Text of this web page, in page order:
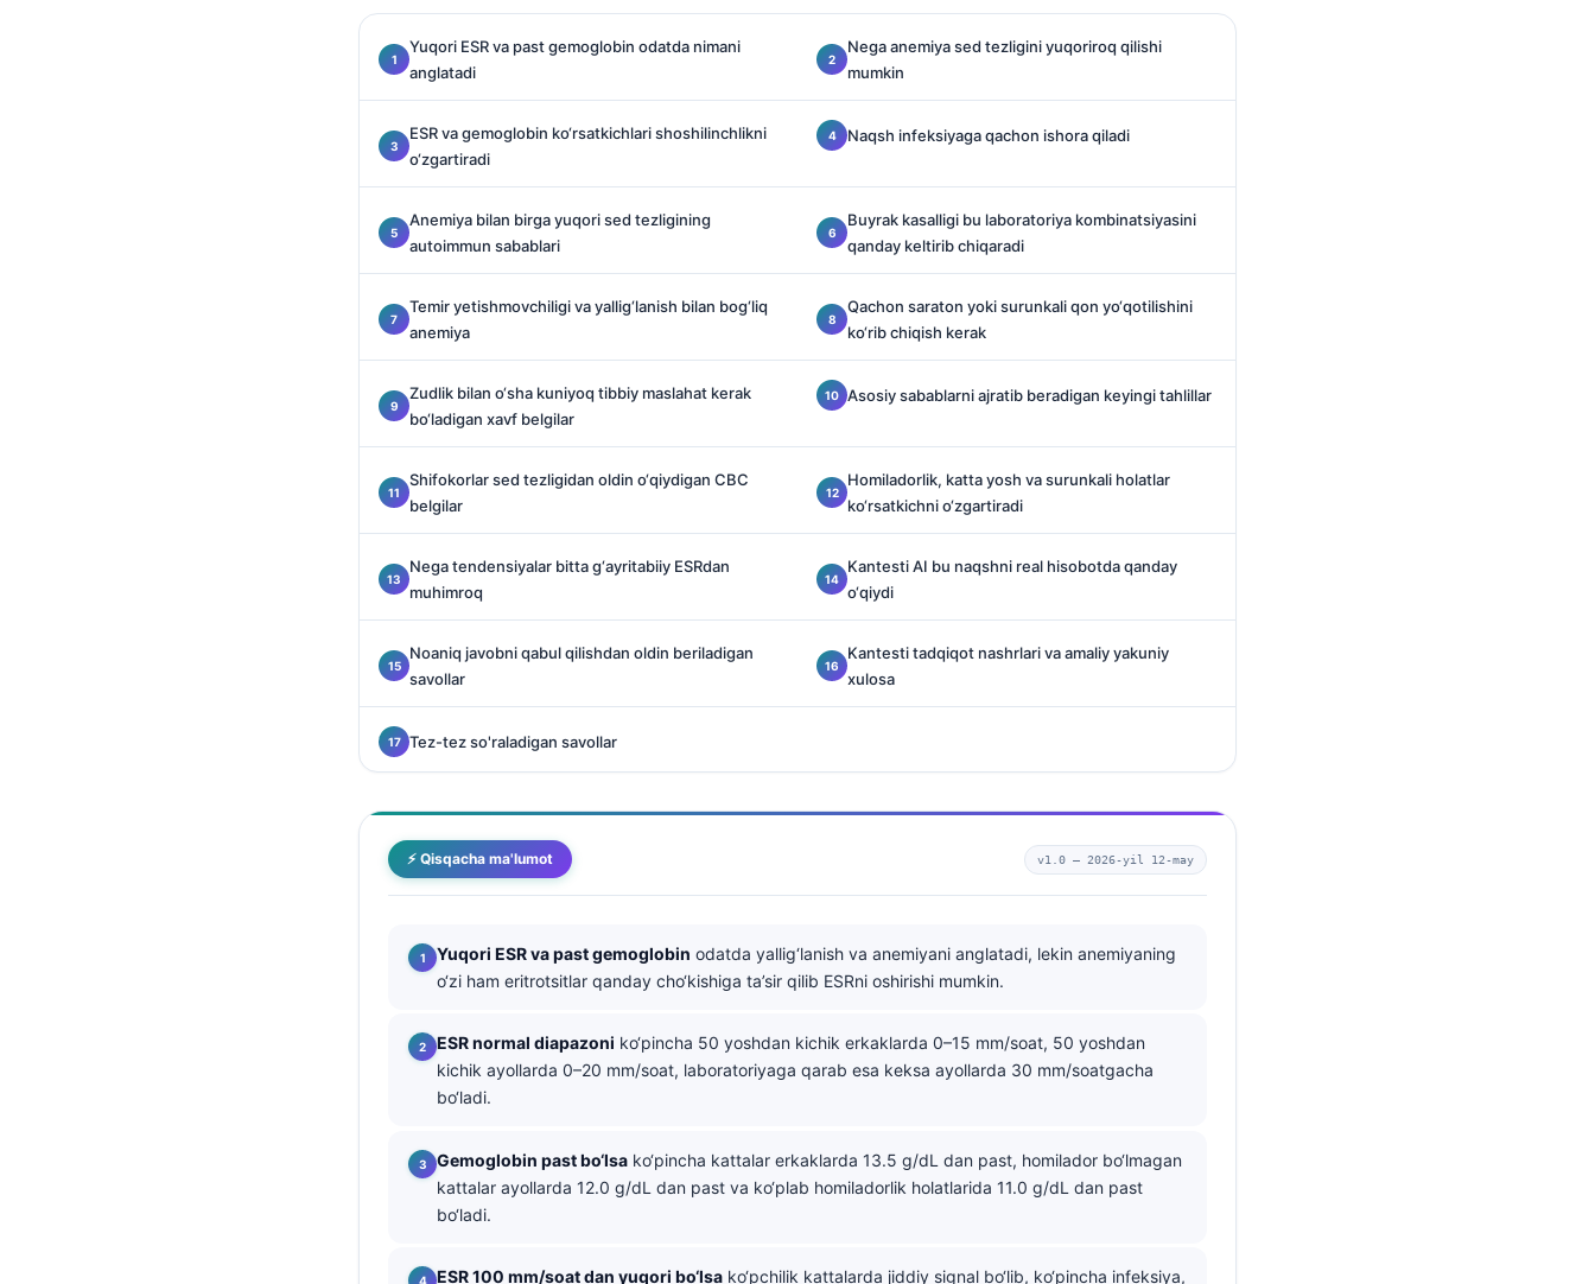
Yuqori ESR va past gemoglobin odatda nimani
anglatadi
Nega anemiya sed tezligini yuqoriroq qilishi
mumkin
ESR va gemoglobin ko‘rsatkichlari shoshilinchlikni
o‘zgartiradi
Naqsh infeksiyaga qachon ishora qiladi
Anemiya bilan birga yuqori sed tezligining
autoimmun sabablari
Buyrak kasalligi bu laboratoriya kombinatsiyasini
qanday keltirib chiqaradi
Temir yetishmovchiligi va yallig‘lanish bilan bog‘liq
anemiya
Qachon saraton yoki surunkali qon yo‘qotilishini
ko‘rib chiqish kerak
Zudlik bilan o‘sha kuniyoq tibbiy maslahat kerak
bo‘ladigan xavf belgilar
Asosiy sabablarni ajratib beradigan keyingi tahlillar
Shifokorlar sed tezligidan oldin o‘qiydigan CBC
belgilar
Homiladorlik, katta yosh va surunkali holatlar
ko‘rsatkichni o‘zgartiradi
Nega tendensiyalar bitta g‘ayritabiiy ESRdan
muhimroq
Kantesti AI bu naqshni real hisobotda qanday
o‘qiydi
Noaniq javobni qabul qilishdan oldin beriladigan
savollar
Kantesti tadqiqot nashrlari va amaliy yakuniy
xulosa
Tez-tez so'raladigan savollar
⚡ Qisqacha ma'lumot v1.0 — 2026-yil 12-may
Yuqori ESR va past gemoglobin odatda yallig‘lanish va anemiyani anglatadi, lekin anemiyaning
o‘zi ham eritrotsitlar qanday cho‘kishiga ta’sir qilib ESRni oshirishi mumkin.
ESR normal diapazoni ko‘pincha 50 yoshdan kichik erkaklarda 0–15 mm/soat, 50 yoshdan
kichik ayollarda 0–20 mm/soat, laboratoriyaga qarab esa keksa ayollarda 30 mm/soatgacha
bo‘ladi.
Gemoglobin past bo‘lsa ko‘pincha kattalar erkaklarda 13.5 g/dL dan past, homilador bo‘lmagan
kattalar ayollarda 12.0 g/dL dan past va ko‘plab homiladorlik holatlarida 11.0 g/dL dan past
bo‘ladi.
ESR 100 mm/soat dan yuqori bo‘lsa ko‘pchilik kattalarda jiddiy signal bo‘lib, ko‘pincha infeksiya,